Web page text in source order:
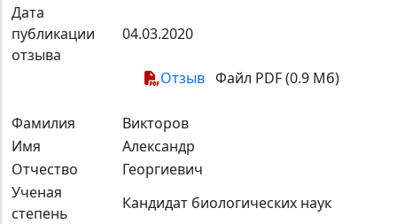
Дата
публикации
отзыва
04.03.2020
Отзыв Файл PDF (0.9 Мб)
Фамилия
Викторов
Имя
Александр
Отчество
Георгиевич
Ученая
степень
Кандидат биологических наук